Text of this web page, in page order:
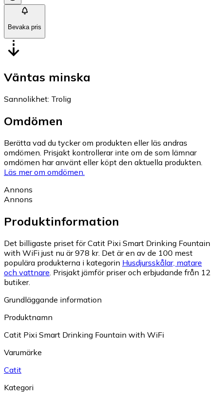
Bevaka pris
Väntas minska
Sannolikhet: Trolig
Omdömen
Berätta vad du tycker om produkten eller läs andras
omdömen. Prisjakt kontrollerar inte om de som lämnar
omdömen har använt eller köpt den aktuella produkten.
Läs mer om omdömen.
Annons
Annons
Produktinformation
Det billigaste priset för Catit Pixi Smart Drinking Fountain
with WiFi just nu är 978 kr. Det är en av de 100 mest
populära produkterna i kategorin Husdjursskålar, matare
och vattnare Prisjakt jämför priser och erbjudande från 12
butiker.
Grundläggande information
Produktnamn
Catit Pixi Smart Drinking Fountain with WiFi
Varumärke
Catit
Kategori